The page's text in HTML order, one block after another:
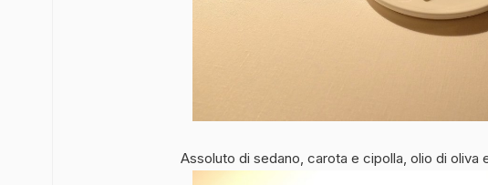
Assoluto di sedano, carota e cipolla, olio di oliva